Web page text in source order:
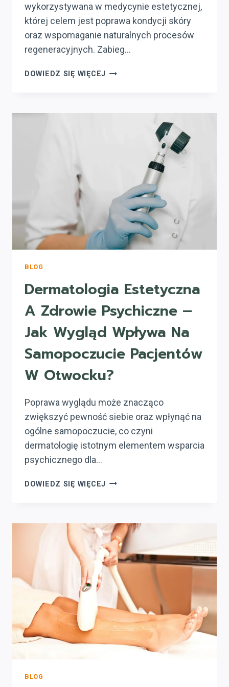
wykorzystywana w medycynie estetycznej,
której celem jest poprawa kondycji skóry
oraz wspomaganie naturalnych procesów
regeneracyjnych. Zabieg…
DOWIEDZ SIĘ WIĘCEJ JAK
STARZENIA?
BLOG
Dermatologia Estetyczna
A Zdrowie Psychiczne –
Jak Wygląd Wpływa Na
Samopoczucie Pacjentów
W Otwocku?
Poprawa wyglądu może znacząco
zwiększyć pewność siebie oraz wpłynąć na
ogólne samopoczucie, co czyni
dermatologię istotnym elementem wsparcia
psychicznego dla…
DOWIEDZ SIĘ WIĘCEJ DERMATOLOGIA
PSYCHICZNE
–
JAK
WYGLĄD
WPŁYWA
SAMOPOCZUCIE
PACJENTÓW
W
BLOG